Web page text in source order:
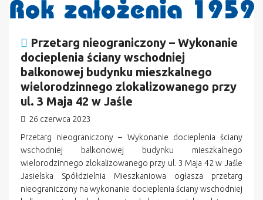
Przetarg nieograniczony – Wykonanie
docieplenia ściany wschodniej
balkonowej budynku mieszkalnego
wielorodzinnego zlokalizowanego przy
ul. 3 Maja 42 w Jaśle
26 czerwca 2023
Przetarg nieograniczony – Wykonanie docieplenia ściany
wschodniej balkonowej budynku mieszkalnego
wielorodzinnego zlokalizowanego przy ul. 3 Maja 42 w Jaśle
Jasielska Spółdzielnia Mieszkaniowa ogłasza przetarg
nieograniczony na wykonanie docieplenia ściany wschodniej